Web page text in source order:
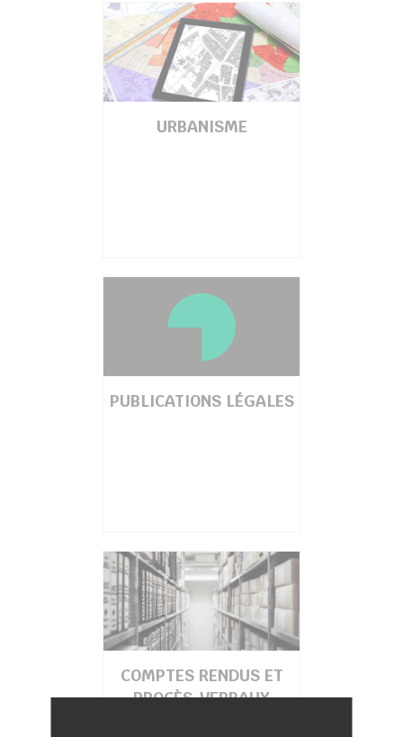
URBANISME
PUBLICATIONS LÉGALES
COMPTES RENDUS ET
PROCÈS-VERBAUX